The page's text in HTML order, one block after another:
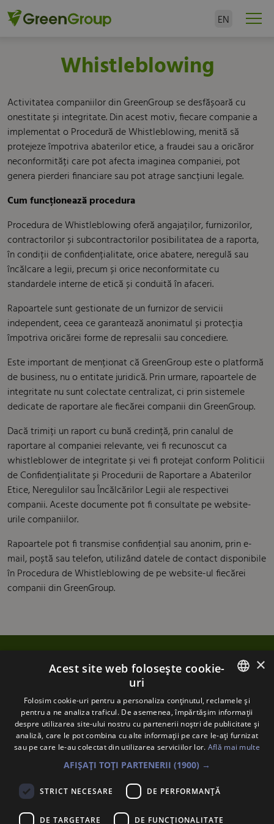
EN
Whistleblowing
Activitatea companiilor din GreenGroup se desfășoară cu
onestitate și integritate. Din acest motiv, fiecare companie a
implementat o Procedură de Whistleblowing, menită să
protejeze împotriva abaterilor etice, a fraudei sau a oricăror
neconformități care pot afecta imaginea companiei, pot
genera pierderi financiare sau pot atrage sancțiuni legale.
Cum funcționează procedura
Procedura de Whistleblowing oferă angajaților, furnizorilor,
contractorilor și subcontractorilor posibilitatea de a raporta,
în condiții de confidențialitate, orice abatere, neregulă sau
încălcare a legii, precum și orice neconformitate cu
standardele interne de etică și conduită în afaceri.
Rapoartele sunt gestionate de un furnizor de servicii
independent, ceea ce garantează anonimatul și protecția
împotriva oricărei forme de represalii sau concediere.
Este important de menționat că GreenGroup este o platformă
de business, nu o entitate juridică. Prin urmare, rapoartele de
integritate nu sunt colectate centralizat, ci prin sistemele
dedicate de raportare ale fiecărei companii din GreenGroup.
Dacă trimiți un raport cu bună credință, prin canalul de
raportare al companiei relevante, vei fi recunoscut ca
whistleblower de integritate și vei fi protejat conform Politicii
de Confidențialitate și Procedurii de Raportare a Abaterilor
Etice, Neregulilor sau Încălcărilor Legii ale respectivei
companii. Aceste documente pot fi consultate pe website-
urile companiilor.
Rapoartele pot fi transmise confidențial sau anonim, prin e-
mail, poștă sau telefon, utilizând datele de contact disponibile
în Procedura de Whistleblowing de pe website-ul fiecărei
companii din GreenGroup.
Contact
Politica de confidențialitate
Whistleblowing
Politica privind utilizarea cookie-urilor
ROMANIAN
ENGLISH
×
Acest site web folosește cookie-
uri
Folosim cookie-uri pentru a personaliza conținutul, reclamele și
pentru a ne analiza traficul. De asemenea, împărtășim informații
despre utilizarea site-ului nostru cu partenerii noștri de publicitate și
analiză, care le pot combina cu alte informații pe care le-ați furnizat
sau pe care le-au colectat din utilizarea serviciilor lor. Află mai multe
AFIȘAȚI TOȚI PARTENERII (1900) →
STRICT NECESARE DE PERFORMANȚĂ
DE TARGETARE DE FUNCŢIONALITATE